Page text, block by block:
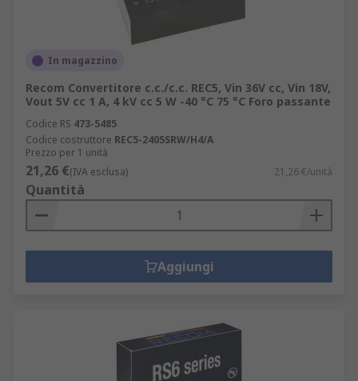
In magazzino
Recom Convertitore c.c./c.c. REC5, Vin 36V cc, Vin 18V,
Vout 5V cc 1 A, 4 kV cc 5 W -40 °C 75 °C Foro passante
Codice RS 473-5485
Codice costruttore REC5-2405SRW/H4/A
Prezzo per 1 unità
21,26 €(IVA esclusa) 21,26 €/unità
Quantità
Aggiungi